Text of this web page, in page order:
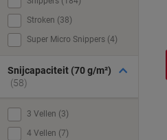
Stroken (38)
Super Micro Snippers (4)
Snijcapaciteit (70 g/m²)
(58)
3 Vellen (3)
4 Vellen (7)